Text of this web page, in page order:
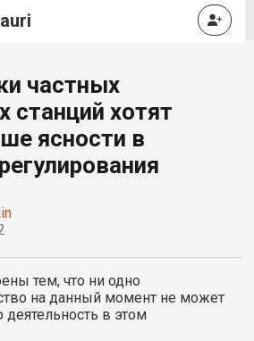
частных
станций хотят
ясности в
тем, что ни одно
на данный момент не может
деятельность в этом